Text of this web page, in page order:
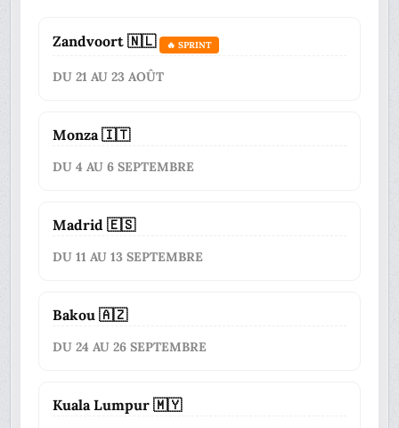
Zandvoort 🇳🇱 🔥 SPRINT
DU 21 AU 23 AOÛT
Monza 🇮🇹
DU 4 AU 6 SEPTEMBRE
Madrid 🇪🇸
DU 11 AU 13 SEPTEMBRE
Bakou 🇦🇿
DU 24 AU 26 SEPTEMBRE
Kuala Lumpur 🇲🇾